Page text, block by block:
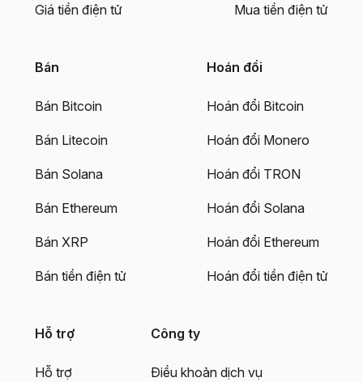
Giá tiền điện tử Mua tiền điện tử
Bán
Bán Bitcoin
Bán Litecoin
Bán Solana
Bán Ethereum
Bán XRP
Bán tiền điện tử
Hoán đổi
Hoán đổi Bitcoin
Hoán đổi Monero
Hoán đổi TRON
Hoán đổi Solana
Hoán đổi Ethereum
Hoán đổi tiền điện tử
Hỗ trợ
Hỗ trợ
Công ty
Điều khoản dịch vụ